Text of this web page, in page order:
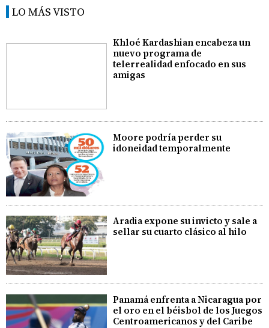
LO MÁS VISTO
Khloé Kardashian encabeza un
nuevo programa de
telerrealidad enfocado en sus
amigas
Moore podría perder su
idoneidad temporalmente
Aradia expone su invicto y sale a
sellar su cuarto clásico al hilo
Panamá enfrenta a Nicaragua por
el oro en el béisbol de los Juegos
Centroamericanos y del Caribe